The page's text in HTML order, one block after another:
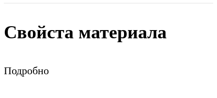
Свойста материала
Подробно